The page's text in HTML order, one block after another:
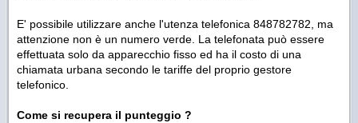
E' possibile utilizzare anche l'utenza telefonica 848782782, ma
attenzione non è un numero verde. La telefonata può essere
effettuata solo da apparecchio fisso ed ha il costo di una
chiamata urbana secondo le tariffe del proprio gestore
telefonico.
Come si recupera il punteggio ?